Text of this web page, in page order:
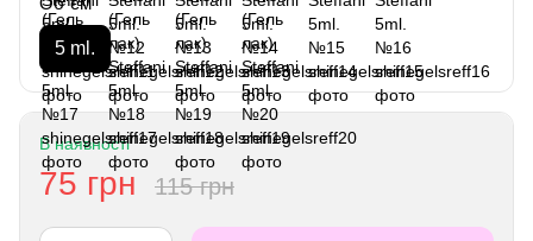
5 ml.
В наявності
75 грн 115 грн